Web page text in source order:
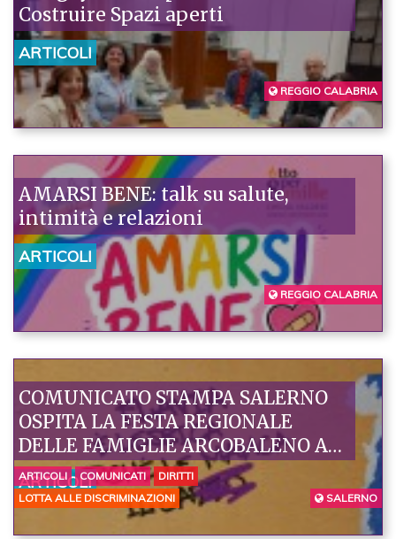
Costruire Spazi aperti
ARTICOLI
REGGIO CALABRIA
AMARSI BENE: talk su salute,
intimità e relazioni
ARTICOLI
REGGIO CALABRIA
COMUNICATO STAMPA SALERNO
OSPITA LA FESTA REGIONALE
DELLE FAMIGLIE ARCOBALENO AL
PARCO DEL MERCATELLO
ARTICOLI
ARTICOLI COMUNICATI
DIRITTI
LOTTA ALLE DISCRIMINAZIONI
SALERNO